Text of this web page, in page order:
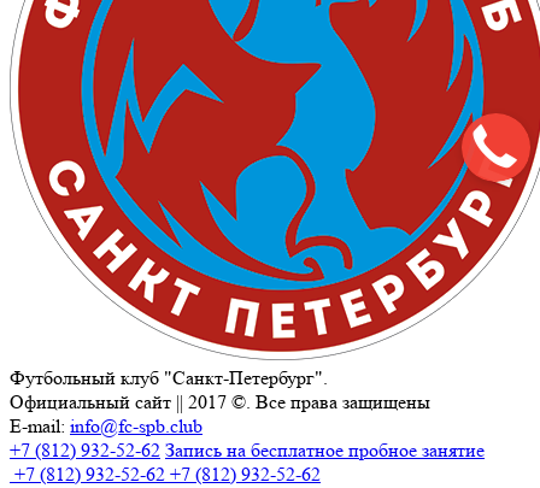
Футбольный клуб "Санкт-Петербург".
Официальный сайт || 2017 ©. Все права защищены
E-mail: info@fc-spb.club
+7 (812) 932-52-62 Запись на бесплатное пробное занятие
+7 (812) 932-52-62 +7 (812) 932-52-62